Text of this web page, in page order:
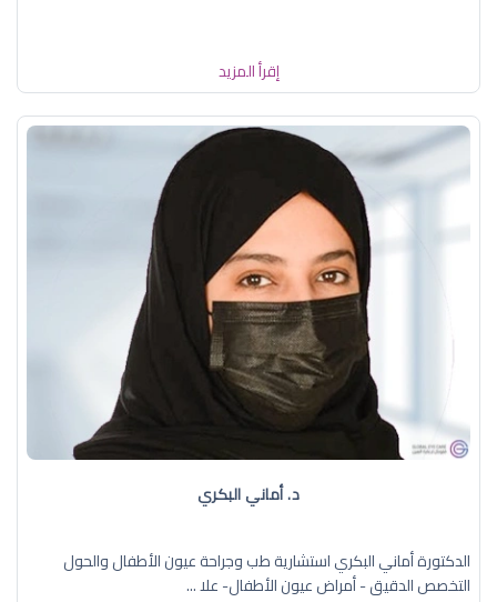
إقرأ المزيد
د. أماني البكري
الدكتورة أماني البكري استشارية طب وجراحة عيون الأطفال والحول
التخصص الدقيق - أمراض عيون الأطفال- علا ...